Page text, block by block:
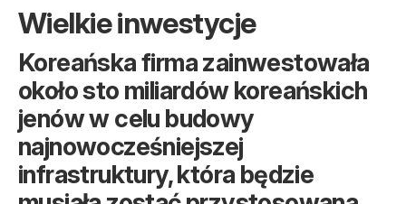
Wielkie inwestycje
Koreańska firma zainwestowała
około sto miliardów koreańskich
jenów w celu budowy
najnowocześniejszej
infrastruktury, która będzie